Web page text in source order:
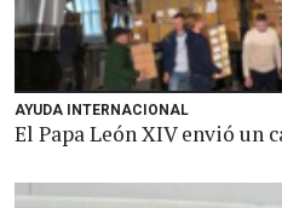
AYUDA INTERNACIONAL
El Papa León XIV envió un